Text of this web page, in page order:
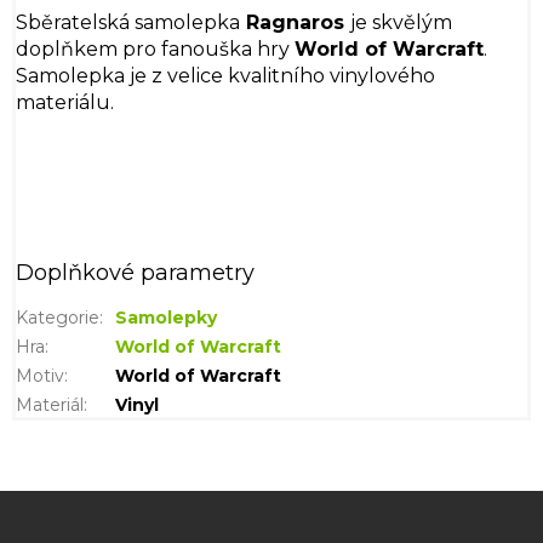
Sběratelská samolepka Ragnaros je skvělým
doplňkem pro fanouška hry World of Warcraft.
Samolepka je z velice kvalitního vinylového
materiálu.
Doplňkové parametry
Kategorie:
Samolepky
Hra:
World of Warcraft
Motiv:
World of Warcraft
Materiál: Vinyl